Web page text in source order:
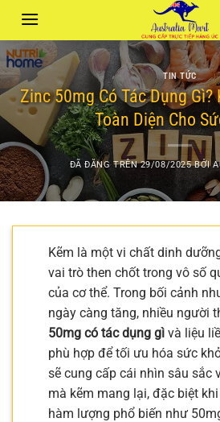
nội
dung
TIN TỨC
Zinc 50mg Có Tác Dụng
Toàn Diện Cho
ĐÃ ĐĂNG TRÊN29/08/2025 BỞI
Kẽm là một vi chất dinh
vai trò then chốt trong vô số
của cơ thể. Trong bối cảnh
ngày càng tăng, nhiều người
50mg có tác dụng gì và liệu
phù hợp để tối ưu hóa sức
sẽ cung cấp cái nhìn sâu sắc
mà kẽm mang lại, đặc biệt
hàm lượng phổ biến như